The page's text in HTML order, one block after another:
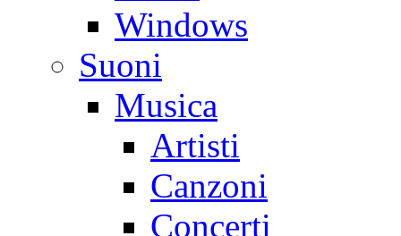
Windows
Suoni
Musica
Artisti
Canzoni
Concerti